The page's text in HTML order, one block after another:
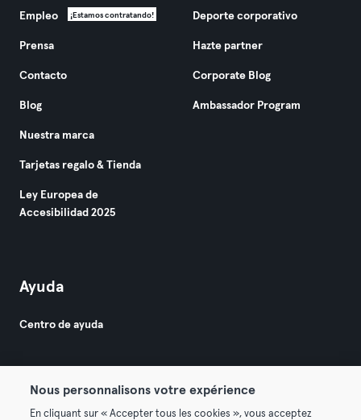
Empleo ¡Estamos contratando!
Prensa
Contacto
Blog
Nuestra marca
Tarjetas regalo & Tienda
Ley Europea de
Accesibilidad 2025
Deporte corporativo
Hazte partner
Corporate Blog
Ambassador Program
Ayuda
Centro de ayuda
Nous personnalisons votre expérience
En cliquant sur « Accepter tous les cookies », vous acceptez